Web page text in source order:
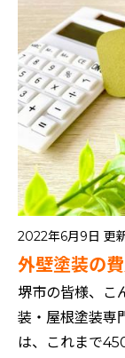
2022年6月9日 更
外壁塗装の
堺市の皆様、こ
装・屋根塗装専
は、これまで